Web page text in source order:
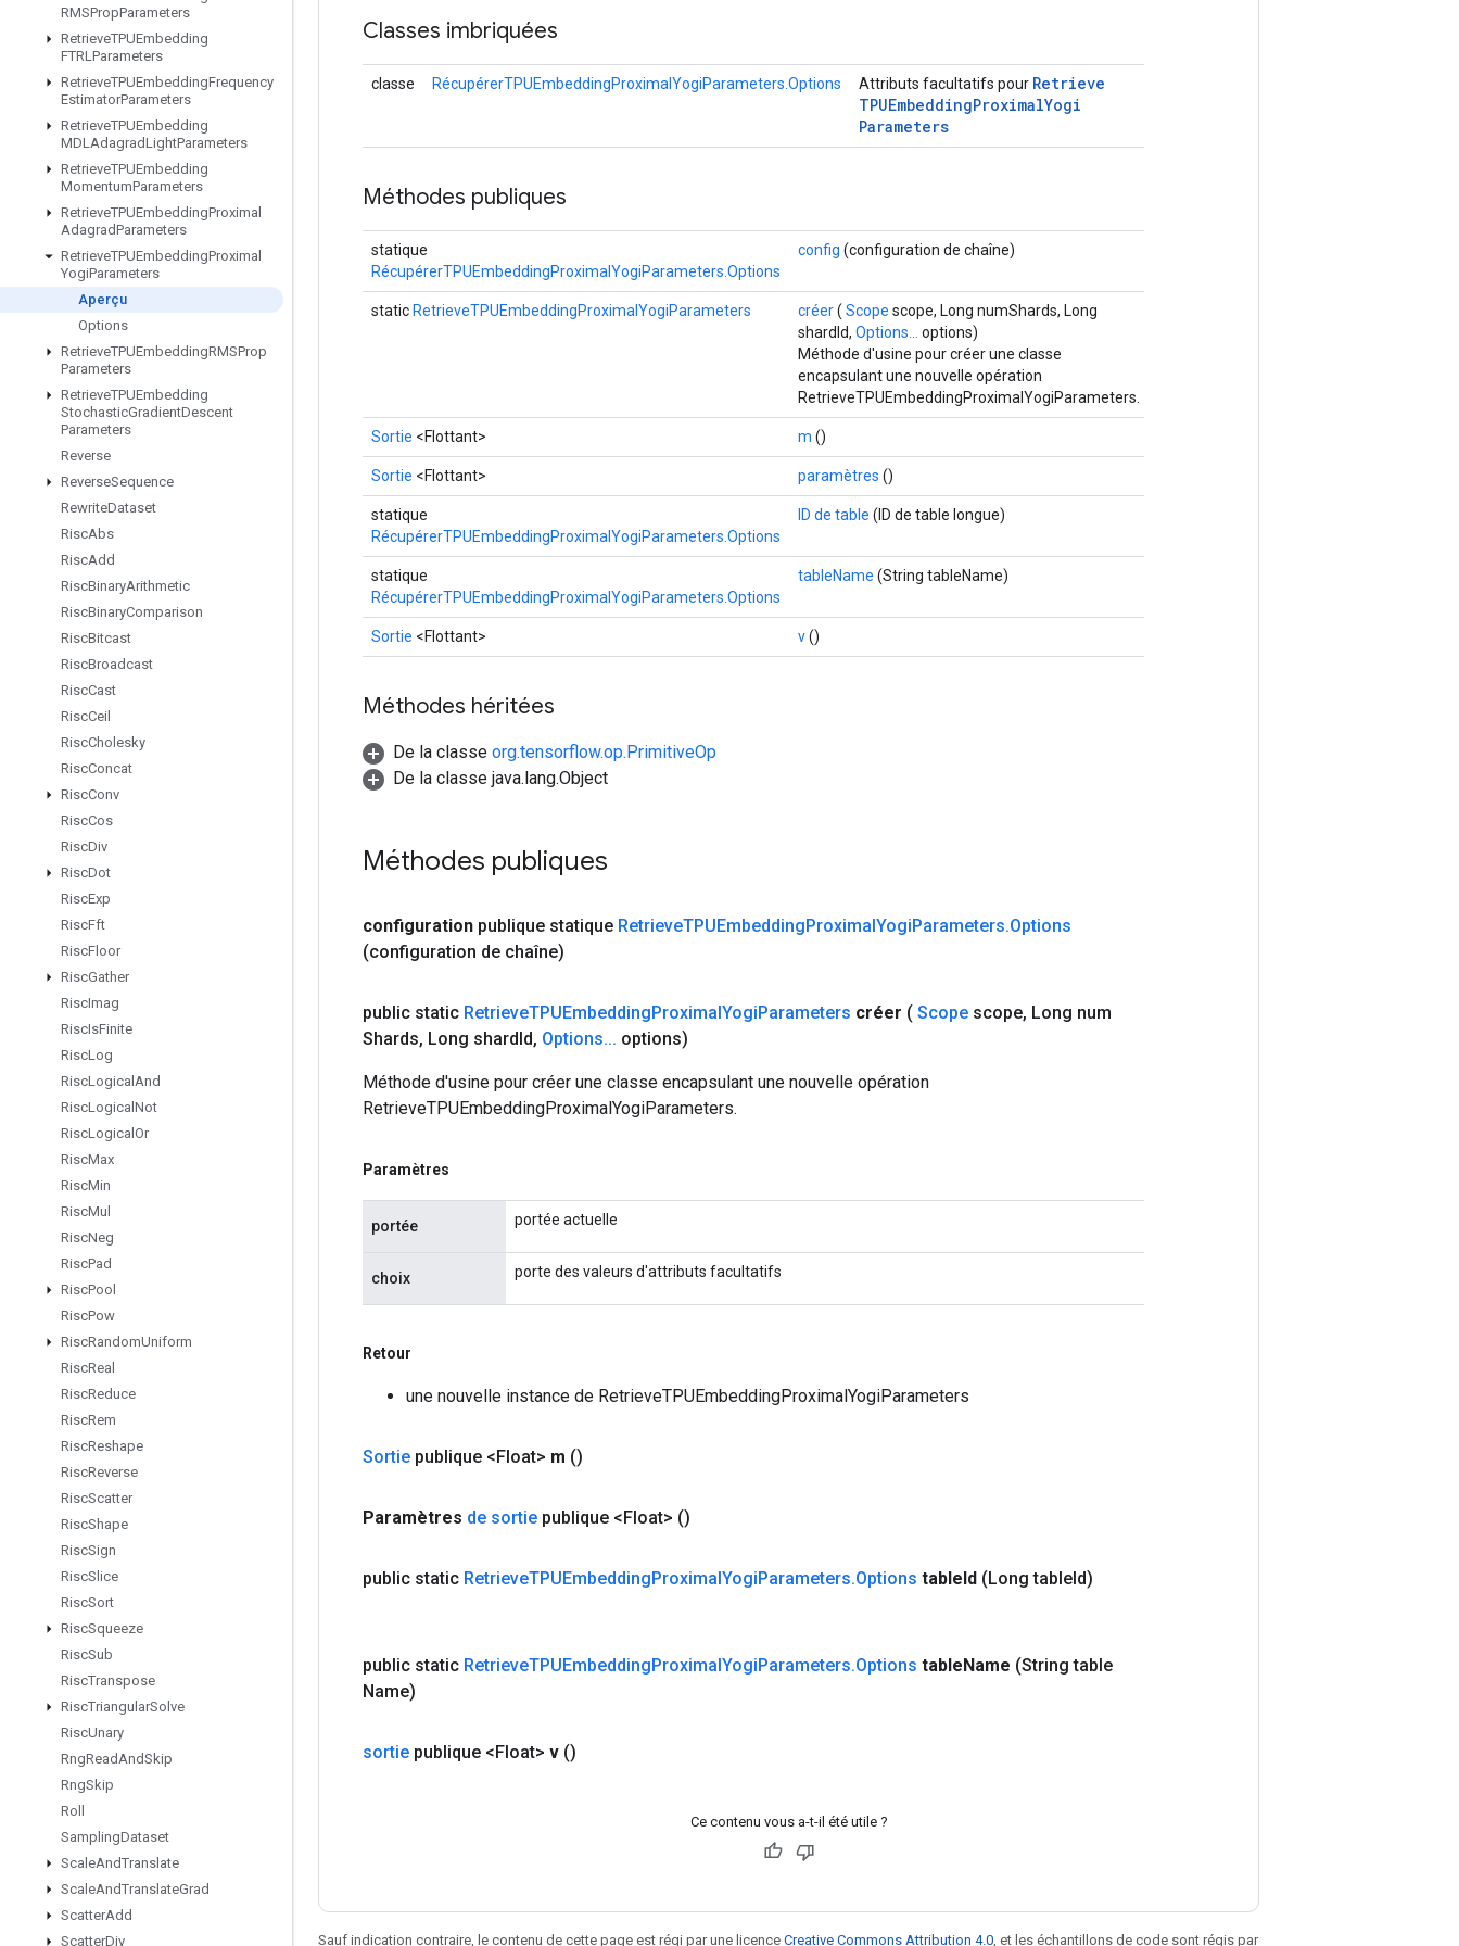
RMSPropParameters
RetrieveTPUEmbedding
FTRLParameters
RetrieveTPUEmbeddingFrequency
EstimatorParameters
RetrieveTPUEmbedding
MDLAdagradLightParameters
RetrieveTPUEmbedding
MomentumParameters
RetrieveTPUEmbeddingProximal
AdagradParameters
RetrieveTPUEmbeddingProximal
YogiParameters
Aperçu
Options
RetrieveTPUEmbeddingRMSProp
Parameters
RetrieveTPUEmbedding
StochasticGradientDescent
Parameters
Reverse
ReverseSequence
RewriteDataset
RiscAbs
RiscAdd
RiscBinaryArithmetic
RiscBinaryComparison
RiscBitcast
RiscBroadcast
RiscCast
RiscCeil
RiscCholesky
RiscConcat
RiscConv
RiscCos
RiscDiv
RiscDot
RiscExp
RiscFft
RiscFloor
RiscGather
RiscImag
RiscIsFinite
RiscLog
RiscLogical And
RiscLogical Not
RiscLogical Or
RiscMax
RiscMin
RiscMul
RiscNeg
RiscPad
RiscPool
RiscPow
RiscRandomUniform
RiscReal
RiscReduce
RiscRem
RiscReshape
RiscReverse
RiscScatter
RiscShape
RiscSign
RiscSlice
RiscSort
RiscSqueeze
RiscSub
RiscTranspose
RiscTriangularSolve
RiscUnary
RngReadAndSkip
RngSkip
Roll
SamplingDataset
ScaleAndTranslate
ScaleAndTranslateGrad
ScatterAdd
ScatterDiv
Classes imbriquées
classe RécupérerTPUEmbeddingProximalYogiParameters.Options Attributs facultatifs pour Retrieve
TPUEmbeddingProximalYogi
Parameters
Méthodes publiques
statique
RécupérerTPUEmbeddingProximalYogiParameters.Options
config (configuration de chaîne)
static RetrieveTPUEmbeddingProximalYogiParameters créer( Scope scope, Long numShards, Long
shardId, Options...
options)
Méthode d'usine pour créer une classe
encapsulant une nouvelle opération
RetrieveTPUEmbeddingProximalYogiParameters.
Sortie <Flottant> m ()
Sortie <Flottant> paramètres ()
statique
RécupérerTPUEmbeddingProximalYogiParameters.Options
ID de table (ID de table longue)
statique
RécupérerTPUEmbeddingProximalYogiParameters.Options
tableName (String tableName)
Sortie <Flottant> v()
Méthodes héritées
De la classe org.tensorflow.op.PrimitiveOp
De la classe java.lang.Object
Méthodes publiques
configuration publique statique RetrieveTPUEmbeddingProximalYogiParameters.Options
(configuration de chaîne)
public static RetrieveTPUEmbeddingProximalYogiParameters créer ( Scope scope, Long num
Shards, Long shardId, Options... options)
Méthode d'usine pour créer une classe encapsulant une nouvelle opération
RetrieveTPUEmbeddingProximalYogiParameters.
Paramètres
portée portée actuelle
choix porte des valeurs d'attributs facultatifs
Retour
une nouvelle instance de RetrieveTPUEmbeddingProximalYogiParameters
Sortie publique <Float> m ()
Paramètres de sortie publique <Float> ()
public static RetrieveTPUEmbeddingProximalYogiParameters.Options tableId (Long tableId)
public static RetrieveTPUEmbeddingProximalYogiParameters.Options tableName (String table
Name)
sortie publique <Float> v ()
Ce contenu vous a-t-il été utile ?
Sauf indication contraire, le contenu de cette page est régi par une licence Creative Commons Attribution 4.0 , et les échantillons de code sont régis par